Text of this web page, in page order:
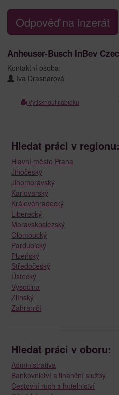
Odpověď na inzerát
Anheuser-Busch InBev
Kontaktní osoba:
Iva Drasnarová
Vytisknout nabídku
Hledat práci v regionu:
Hlavní město Praha
Jihočeský
Jihomoravský
Karlovarský
Královéhradecký
Liberecký
Moravskoslezský
Olomoucký
Pardubický
Plzeňský
Středočeský
Ústecký
Vysočina
Zlínský
Zahraničí
Hledat práci v oboru:
Administrativa
Bankovnictví a finanční služby
Cestovní ruch a hotelnictví